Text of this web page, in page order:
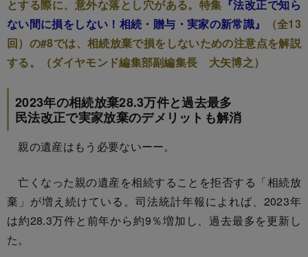
とする際に、意外な落とし穴がある。特集 『法改正で知ら
ない間に損をしない！相続・贈与・実家の新常識』
（全13
回）の#8では、相続放棄で損をしないための注意点を解説
する。（ダイヤモンド編集部副編集長 大矢博之）
2023年の相続放棄28.3万件と過去最多
民法改正で実家放棄のデメリットも解消
親の遺産はもう必要ないーー。
亡くなった親の遺産を相続することを拒否する「相続放
棄」が増え続けている。司法統計年報によれば、2023年
は約28.3万件と前年から約9％増加し、過去最多を更新し
た。